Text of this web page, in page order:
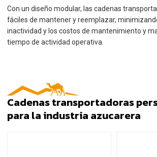
Con un diseño modular, las cadenas
fáciles de mantener y reemplazar,
inactividad y los costos de mantenimiento y
tiempo de actividad operativa.
Cadenas transportadoras
para la industria azucarera